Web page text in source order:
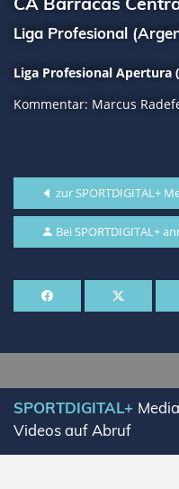
Liga Profesional
Liga Profesional Apertura
Kommentar: Marcus
zur SPORTDIGITAL+
Bei SPORTDIGITAL+
SPORTDIGITAL+
Videos auf Abruf